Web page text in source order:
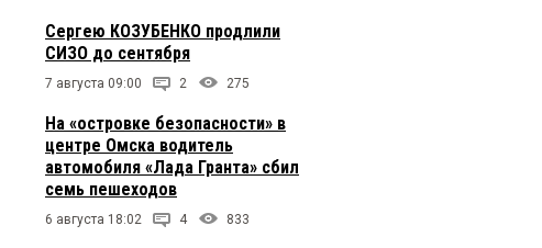
Сергею КОЗУБЕНКО продлили
СИЗО до сентября
7 августа 09:00 2 275
На «островке безопасности» в
центре Омска водитель
автомобиля «Лада Гранта» сбил
семь пешеходов
6 августа 18:02 4 833